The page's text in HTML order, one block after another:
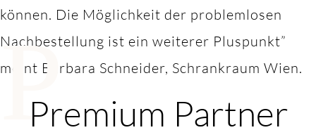
können. Die Möglichkeit der problemlosen
Nachbestellung ist ein weiterer Pluspunkt”
meint Barbara Schneider, Schrankraum Wien.
PPremium Partner